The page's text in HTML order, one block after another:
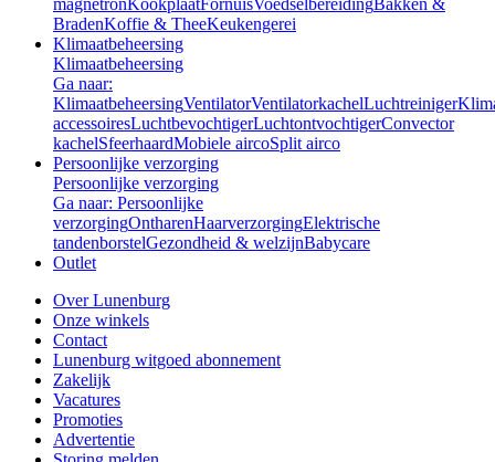
magnetronKookplaatFornuisVoedselbereidingBakken &
BradenKoffie & TheeKeukengerei
Klimaatbeheersing
Klimaatbeheersing
Ga naar:
KlimaatbeheersingVentilatorVentilatorkachelLuchtreiniger
accessoiresLuchtbevochtigerLuchtontvochtigerConvector
kachelSfeerhaardMobiele aircoSplit airco
Persoonlijke verzorging
Persoonlijke verzorging
Ga naar: Persoonlijke
verzorgingOntharenHaarverzorgingElektrische
tandenborstelGezondheid & welzijnBabycare
Outlet
Over Lunenburg
Onze winkels
Contact
Lunenburg witgoed abonnement
Zakelijk
Vacatures
Promoties
Advertentie